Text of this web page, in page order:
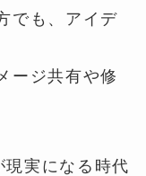
でも、アイデ
ージ共有や修
現実になる時代